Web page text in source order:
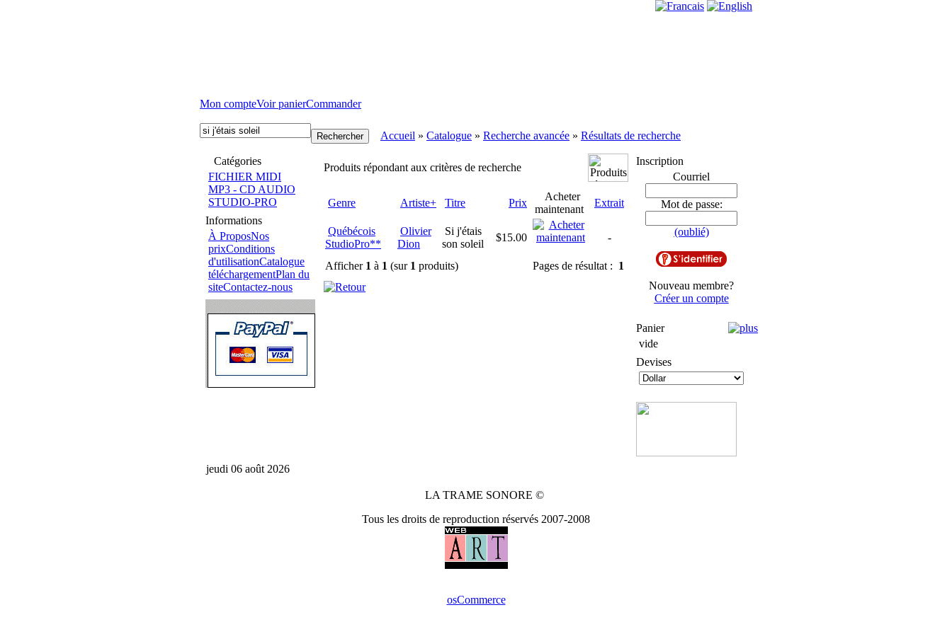
Mon compteVoir panierCommander
Accueil » Catalogue » Recherche avancée » Résultats de recherche
Catégories
FICHIER MIDI
MP3 - CD AUDIO
STUDIO-PRO
Informations
À ProposNos
prixConditions
d'utilisationCatalogue
téléchargementPlan du
siteContactez-nous
Produits répondant aux critères de recherche
Genre Artiste+ Titre Prix
Acheter
maintenant
Extrait
Québécois
StudioPro**
Olivier
Dion
Si j'étais
son soleil
$15.00 -
Afficher 1 à 1 (sur 1 produits) Pages de résultat : 1
Inscription
Courriel
Mot de passe:
(oublié)
Nouveau membre?
Créer un compte
Panier
vide
Devises
jeudi 06 août 2026
LA TRAME SONORE ©
Tous les droits de reproduction réservés 2007-2008
osCommerce